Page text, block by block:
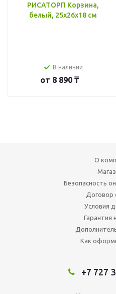
РИСАТОРП Корзина,
белый, 25x26x18 см
В наличии
от 8 890 ₸
О
Безопасность
Договор
Условия
Гарантия
Как
+7 727